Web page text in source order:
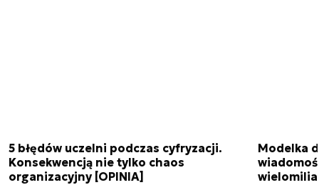
5 błędów uczelni podczas cyfryzacji.
Konsekwencją nie tylko chaos
organizacyjny [OPINIA]
Modelka